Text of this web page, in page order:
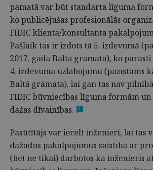
pamatā var būt standarta līguma
ko publicējušas profesionālās
FIDIC klienta/konsultanta
Pašlaik tas ir izdots tā 5. izdevumā
2017. gada Baltā grāmata), ko
4. izdevuma uzlabojumu (pazīstams
Baltā grāmata), lai gan tas nav
FIDIC būvniecības līguma formām
dažas dīvainības.
1
Pasūtītājs var iecelt inženieri, lai tas
dažādus pakalpojumus saistībā ar
(bet ne tikai) darbotos kā inženieris